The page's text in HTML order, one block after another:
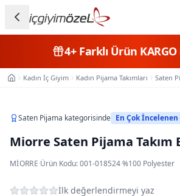
Kategorileri
Erkek
Çocuk
Fantazi
4+Farklı Ürün KARGO
Ana SayfaKadın İç Giyim Kadın Pijama Takımları Saten
Saten Pijama kategorisinde En Çok İncelenen
Miorre Saten Pijama Takım
MIORRE·Ürün Kodu:001-018524·%100 Polyester
İlk değerlendirmeyi yaz